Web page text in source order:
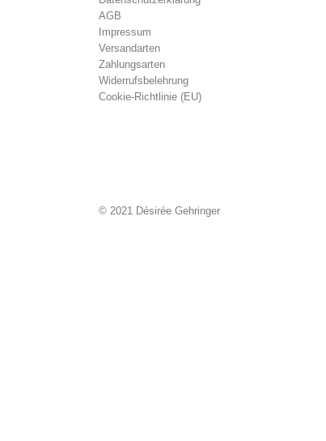
AGB
Impressum
Versandarten
Zahlungsarten
Widerrufsbelehrung
Cookie-Richtlinie (EU)
© 2021 Désirée Gehringer